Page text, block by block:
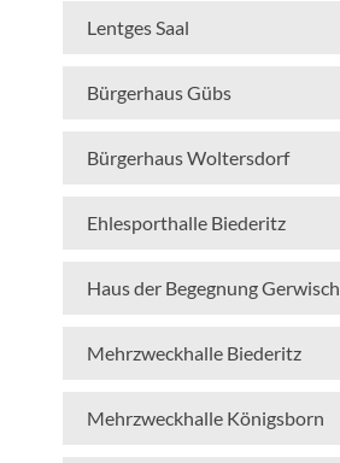
Lentges Saal
Bürgerhaus Gübs
Bürgerhaus Woltersdorf
Ehlesporthalle Biederitz
Haus der Begegnung Gerwisch
Mehrzweckhalle Biederitz
Mehrzweckhalle Königsborn